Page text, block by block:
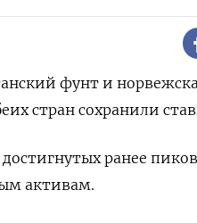
фунт и
стран сохранили
ранее
активам.